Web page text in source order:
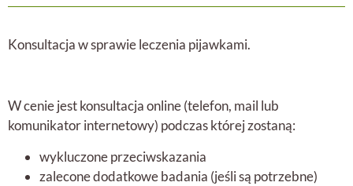
Konsultacja w sprawie leczenia pijawkami.
W cenie jest konsultacja online (telefon, mail lub
komunikator internetowy) podczas której zostaną:
wykluczone przeciwskazania
zalecone dodatkowe badania (jeśli są potrzebne)